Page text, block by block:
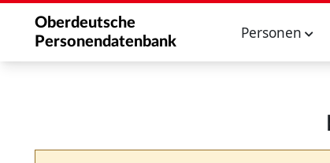
Oberdeutsche
Personendatenbank
Personen